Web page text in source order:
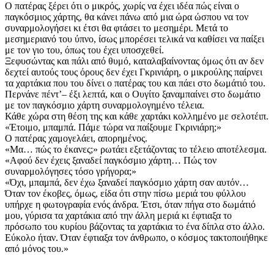
Ο πατέρας ξέρει ότι ο μικρός, χωρίς να έχει ιδέα πώς είναι ο
παγκόσμιος χάρτης, θα κάνει πάνω από μια ώρα ώσπου να τον
συναρμολογήσει κι έτσι θα φτάσει το μεσημέρι. Μετά το
μεσημεριανό του ύπνο, ίσως μπορέσει τελικά να καθίσει να παίξει
με τον γιο του, όπως του έχει υποσχεθεί.
Ξεφυσώντας και πάλι από θυμό, καταλαβαίνοντας όμως ότι αν δεν
δεχτεί αυτούς τους όρους δεν έχει Γκρινιάρη, ο μικρούλης παίρνει
τα χαρτάκια που του δίνει ο πατέρας του και πάει στο δωμάτιό του.
Περνάνε πέντ’– έξι λεπτά, και ο Ουγίτο ξαναμπαίνει στο δωμάτιο
με τον παγκόσμιο χάρτη συναρμολογημένο τέλεια.
Κάθε χώρα στη θέση της και κάθε χαρτάκι κολλημένο με σελοτέιπ.
«Έτοιμο, μπαμπά. Πάμε τώρα να παίξουμε Γκρινιάρη;»
Ο πατέρας χαμογελάει, απορημένος.
«Μα… πώς το έκανες;» ρωτάει εξετάζοντας το τέλειο αποτέλεσμα.
«Αφού δεν έχεις ξαναδεί παγκόσμιο χάρτη… Πώς τον
συναρμολόγησες τόσο γρήγορα;»
«Όχι, μπαμπά, δεν έχω ξαναδεί παγκόσμιο χάρτη σαν αυτόν…
Όταν τον έκοβες, όμως, είδα ότι στην πίσω μεριά του φύλλου
υπήρχε η φωτογραφία ενός άνδρα. Έτσι, όταν πήγα στο δωμάτιό
μου, γύρισα τα χαρτάκια από την άλλη μεριά κι έφτιαξα το
πρόσωπο του κυρίου βάζοντας τα χαρτάκια το ένα δίπλα στο άλλο.
Εύκολο ήταν. Όταν έφτιαξα τον άνθρωπο, ο κόσμος τακτοποιήθηκε
από μόνος του.»